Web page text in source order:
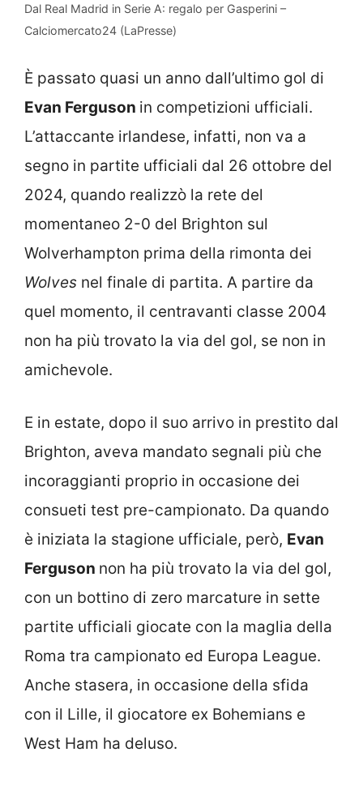
Dal Real Madrid in Serie A: regalo per Gasperini –
Calciomercato24 (LaPresse)
È passato quasi un anno dall’ultimo gol di
Evan Ferguson in competizioni ufficiali.
L’attaccante irlandese, infatti, non va a
segno in partite ufficiali dal 26 ottobre del
2024, quando realizzò la rete del
momentaneo 2-0 del Brighton sul
Wolverhampton prima della rimonta dei
Wolves nel finale di partita. A partire da
quel momento, il centravanti classe 2004
non ha più trovato la via del gol, se non in
amichevole.
E in estate, dopo il suo arrivo in prestito dal
Brighton, aveva mandato segnali più che
incoraggianti proprio in occasione dei
consueti test pre-campionato. Da quando
è iniziata la stagione ufficiale, però, Evan
Ferguson non ha più trovato la via del gol,
con un bottino di zero marcature in sette
partite ufficiali giocate con la maglia della
Roma tra campionato ed Europa League.
Anche stasera, in occasione della sfida
con il Lille, il giocatore ex Bohemians e
West Ham ha deluso.